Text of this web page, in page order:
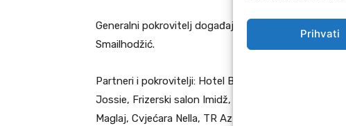
Prihvati
Generalni pokrovitelj događaja je Gradska uprava
Smailhodžić.
Partneri i pokrovitelji: Hotel Big@, Top Clean Žepče,
Jossie, Frizerski salon Imidž, Restoran Avangarde,
Maglaj, Cvjećara Nella, TR Azzura, Tiko photos,